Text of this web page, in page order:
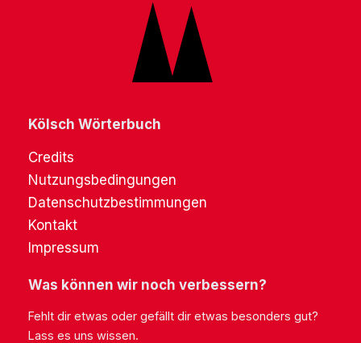
Kölsch Wörterbuch
Credits
Nutzungsbedingungen
Datenschutzbestimmungen
Kontakt
Impressum
Was können wir noch verbessern?
Fehlt dir etwas oder gefällt dir etwas besonders gut?
Lass es uns wissen.